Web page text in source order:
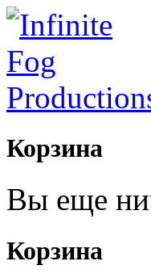
Корзина
Вы еще
Корзина